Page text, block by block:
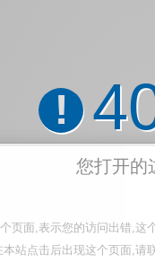
!
您打开的
页面,表示您的访问出错,这
本站点击后出现这个页面,请